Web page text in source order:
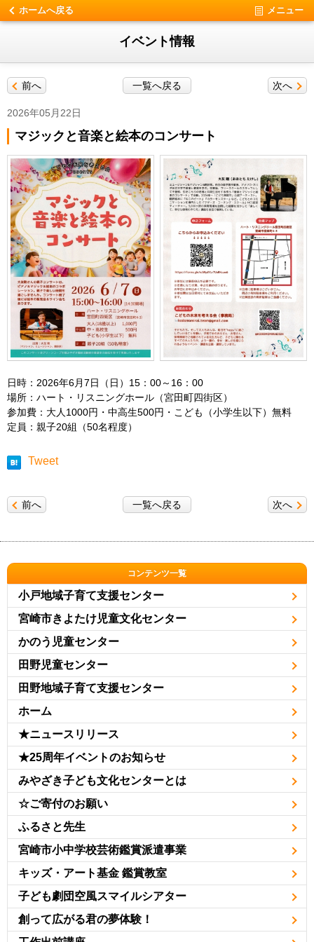
ホームへ戻る メニュー
イベント情報
次へ
前へ 一覧へ戻る
2026年05月22日
マジックと音楽と絵本のコンサート
日時：2026年6月7日（日）15：00～16：00
場所：ハート・リスニングホール（宮田町四街区）
参加費：大人1000円・中高生500円・こども（小学生以下）無料
定員：親子20組（50名程度）
Tweet
次へ
前へ 一覧へ戻る
コンテンツ一覧
小戸地域子育て支援センター
宮崎市きよたけ児童文化センター
かのう児童センター
田野児童センター
田野地域子育て支援センター
ホーム
★ニュースリリース
★25周年イベントのお知らせ
みやざき子ども文化センターとは
☆ご寄付のお願い
ふるさと先生
宮崎市小中学校芸術鑑賞派遣事業
キッズ・アート基金 鑑賞教室
子ども劇団空風スマイルシアター
創って広がる君の夢体験！